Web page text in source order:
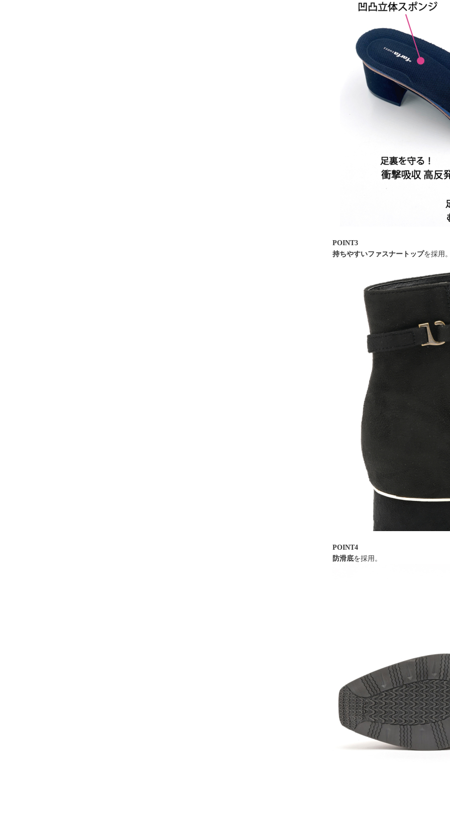
POINT3
持ちやすいファスナートップを採用
POINT4
防滑底を採用。